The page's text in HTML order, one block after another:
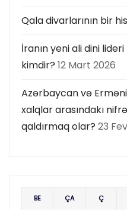
Qala divarlarının bir
İranın yeni ali dini
kimdir? 12 Mart 2026
Azərbaycan və
xalqlar arasındakı
qaldırmaq olar? 23
BE ÇA Ç